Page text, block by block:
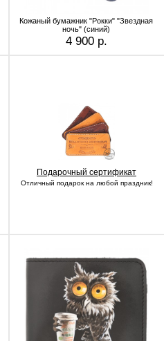
Кожаный бумажник "Рокки" "Звездная
ночь" (синий)
4 900 р.
Подарочный сертификат
Отличный подарок на любой праздник!